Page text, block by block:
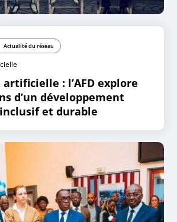
Actualité du réseau
: l’AFD explore
d’un développement
et durable